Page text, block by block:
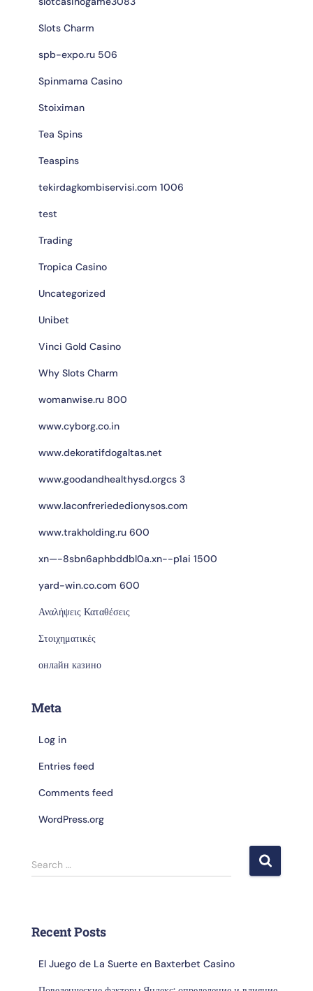
Slots Charm
spb-expo.ru 506
Spinmama Casino
Stoiximan
Tea Spins
Teaspins
tekirdagkombiservisi.com 1006
test
Trading
Tropica Casino
Uncategorized
Unibet
Vinci Gold Casino
Why Slots Charm
womanwise.ru 800
www.cyborg.co.in
www.dekoratifdogaltas.net
www.goodandhealthysd.orgcs 3
www.laconfreriededionysos.com
www.trakholding.ru 600
xn—-8sbn6aphbddbl0a.xn--p1ai 1500
yard-win.co.com 600
Αναλήψεις Καταθέσεις
Στοιχηματικές
онлайн казино
Meta
Log in
Entries feed
Comments feed
WordPress.org
Search …
Recent Posts
El Juego de La Suerte en Baxterbet Casino